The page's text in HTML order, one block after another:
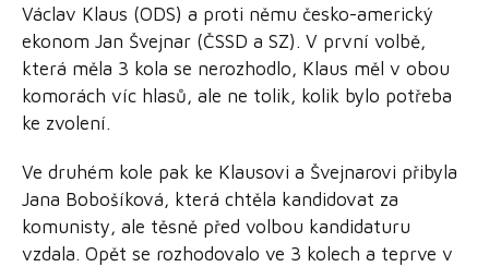
Václav Klaus (ODS) a proti němu česko-americký
ekonom Jan Švejnar (ČSSD a SZ). V první volbě,
která měla 3 kola se nerozhodlo, Klaus měl v obou
komorách víc hlasů, ale ne tolik, kolik bylo potřeba
ke zvolení.
Ve druhém kole pak ke Klausovi a Švejnarovi přibyla
Jana Bobošíková, která chtěla kandidovat za
komunisty, ale těsně před volbou kandidaturu
vzdala. Opět se rozhodovalo ve 3 kolech a teprve v